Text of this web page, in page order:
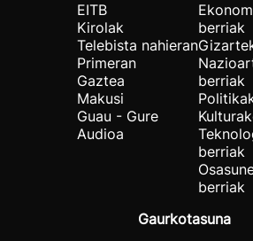
EITB
Kirolak
Telebista nahieran
Primeran
Gaztea
Makusi
Guau - Gure
Audioa
berriak
berriak
berriak
berriak
Gaurkotasuna